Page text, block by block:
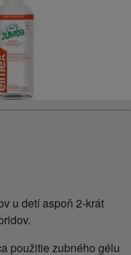
u detí aspoň 2-krát
použitie zubného gélu